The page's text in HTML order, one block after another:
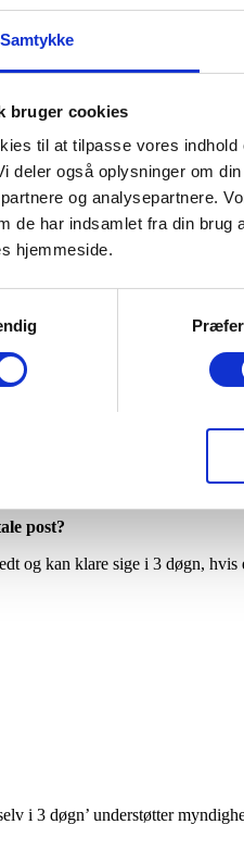
Samtykke
bruger cookies
til at tilpasse vores
deler også oplysninger om
og analysepartnere.
de har indsamlet fra din
hjemmeside.
med egen lærer Helt
post?
og kan klare sige i 3 døgn, hvis
i 3 døgn’ understøtter